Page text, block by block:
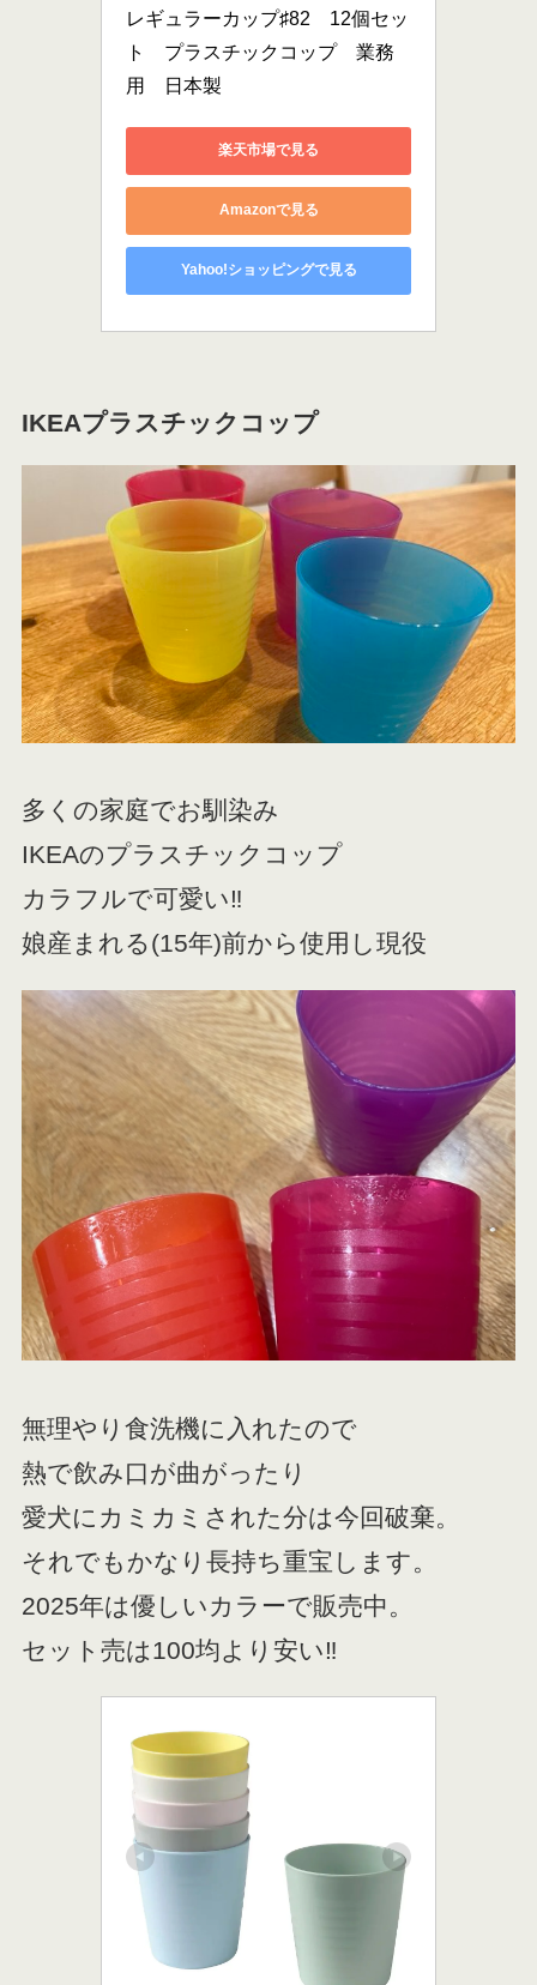
レギュラーカップ♯82　12個セッ
ト　プラスチックコップ　業務
用　日本製
楽天市場で見る
Amazonで見る
Yahoo!ショッピングで見る
IKEAプラスチックコップ
多くの家庭でお馴染み
IKEAのプラスチックコップ
カラフルで可愛い‼
娘産まれる(15年)前から使用し現役
無理やり食洗機に入れたので
熱で飲み口が曲がったり
愛犬にカミカミされた分は今回破棄。
それでもかなり長持ち重宝します。
2025年は優しいカラーで販売中。
セット売は100均より安い‼